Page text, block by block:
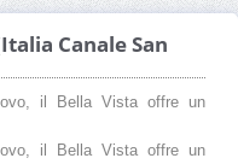
Canale San
il Bella Vista offre un
il Bella Vista offre un